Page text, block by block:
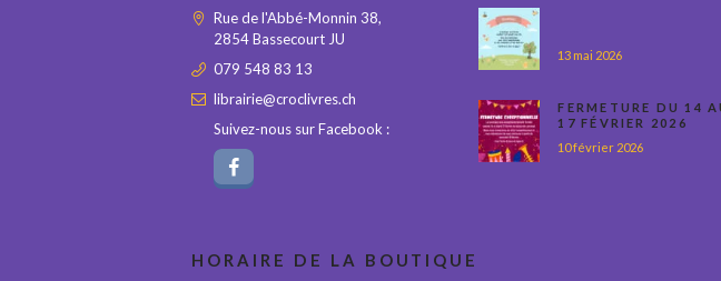
Rue de l'Abbé-Monnin 38,
2854 Bassecourt JU
079 548 83 13
librairie@croclivres.ch
Suivez-nous sur Facebook :
HORAIRE DE LA BOUTIQUE
13 mai 2026
FERMETURE DU 14
17 FÉVRIER 2026
10 février 2026